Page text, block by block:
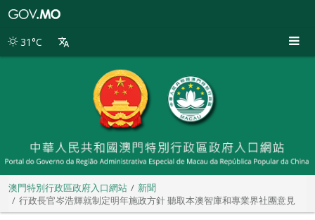
別
31°C
澳門特別行政區政府入口網站
新聞
行政長官岑浩輝就制定明年施政方針 聽取本澳智庫和專業界社團意見